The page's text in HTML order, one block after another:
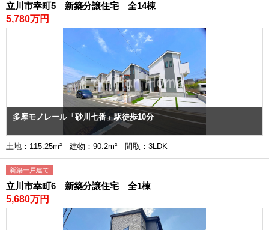
立川市幸町5 新築分譲住宅 全14棟
5,780万円
多摩モノレール「砂川七番」駅徒歩10分
土地：115.25m² 建物：90.2m² 間取：3LDK
新築一戸建て
立川市幸町6 新築分譲住宅 全1棟
5,680万円